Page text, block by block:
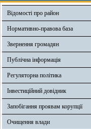
Відомості про район
Нормативно-правова база
Звернення громадян
Публічна інформація
Регуляторна політика
Інвестиційний довідник
Запобігання проявам корупції
Очищення влади